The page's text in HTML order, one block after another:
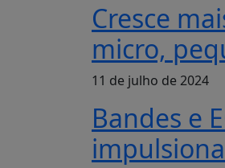
Cresce
micro,
11 de julho de 2024
Bandes e